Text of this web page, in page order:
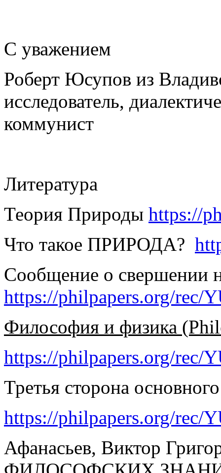
С уважением
Роберт Юсупов из
исследователь,
коммунист
Литература
Теория Природы https://
Что такое ПРИРОДА?
Сообщение о свершении
https://philpapers.org/rec/
Философия и физика
https://philpapers.org/rec/
Третья сторона
https://philpapers.org/rec/
Афанасьев, Виктор